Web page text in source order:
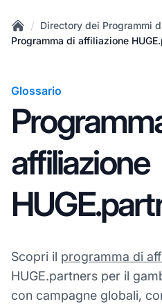
Home
/ Directory dei Programmi
Programma di affiliazione
Glossario
affiliazione
Scopri il programma di
HUGE.partners per il
con campagne globali,